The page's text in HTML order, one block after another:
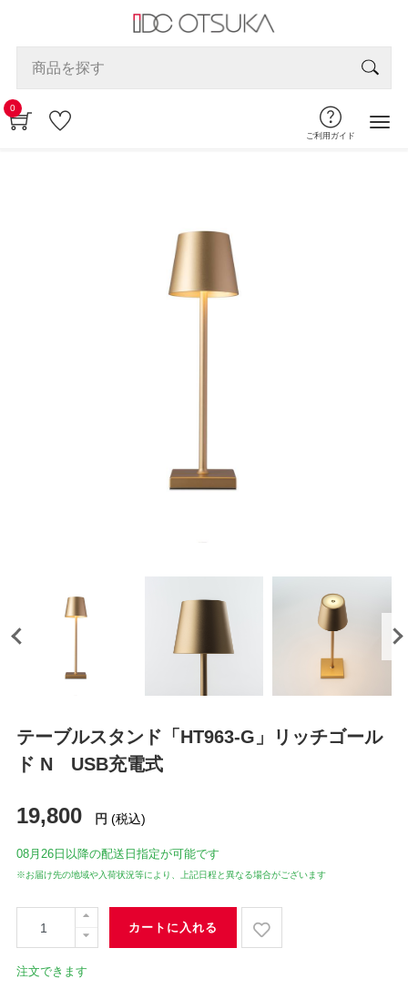
0
ご利用ガイド
テーブルスタンド「HT963-G」リッチゴール
ド N USB充電式
19,800 円 (税込)
08月26日 以降の配送日指定が可能です
※お届け先の地域や入荷状況等により、上記日程と異なる場合がございます
カートに入れる
注文できます